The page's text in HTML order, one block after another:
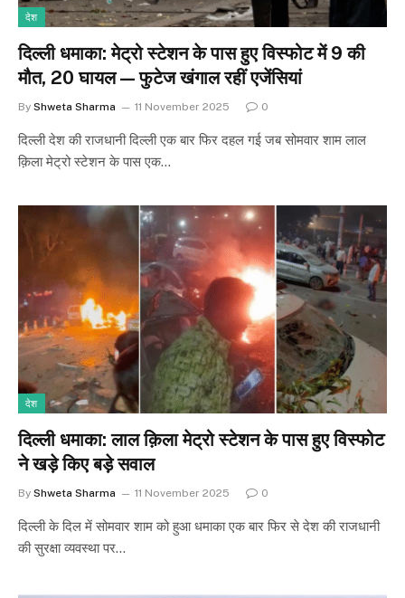
देश
दिल्ली धमाका: मेट्रो स्टेशन के पास हुए विस्फोट में 9 की
मौत, 20 घायल — फुटेज खंगाल रहीं एजेंसियां
By Shweta Sharma 11 November 2025 0
दिल्ली देश की राजधानी दिल्ली एक बार फिर दहल गई जब सोमवार शाम लाल
क़िला मेट्रो स्टेशन के पास एक…
देश
दिल्ली धमाका: लाल क़िला मेट्रो स्टेशन के पास हुए विस्फोट
ने खड़े किए बड़े सवाल
By Shweta Sharma 11 November 2025 0
दिल्ली के दिल में सोमवार शाम को हुआ धमाका एक बार फिर से देश की राजधानी
की सुरक्षा व्यवस्था पर…